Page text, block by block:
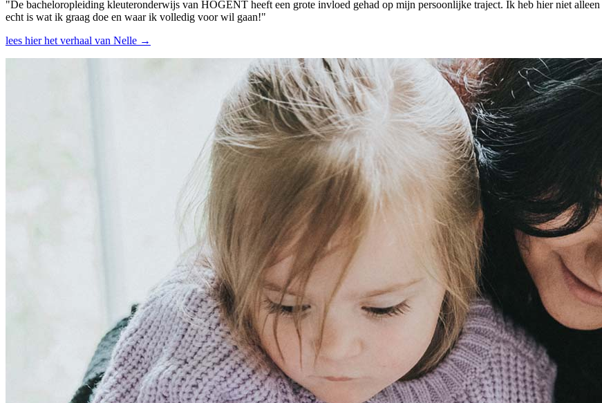
"De bacheloropleiding kleuteronderwijs van HOGENT heeft een grote invloed gehad op mijn persoonlijke traject. Ik heb hier niet
echt is wat ik graag doe en waar ik volledig voor wil gaan!"
lees hier het verhaal van Nelle →